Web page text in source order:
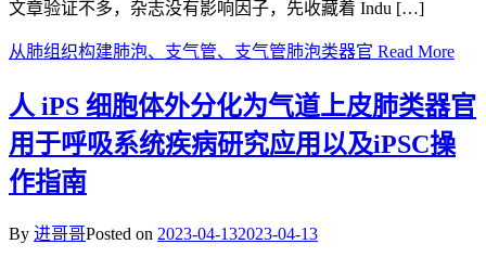
文章验证不多，杂志没有影响因子，先收藏着 Indu […]
从肺组织构建肺泡、支气管、支气管肺泡类器官 Read More
人 iPS 细胞体外分化为气道上皮肺类器官
用于呼吸系统疾病研究应用以及iPSC操
作指南
By 进哥哥Posted on 2023-04-132023-04-13